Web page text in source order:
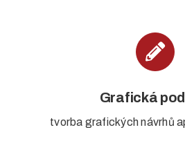
Grafická
tvorba grafických návrhů